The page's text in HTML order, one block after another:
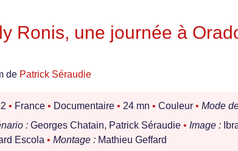
Ronis, une journée à
de Patrick Séraudie
• France • Documentaire • 24 mn • Couleur • Mode
: Georges Chatain, Patrick Séraudie • Image :
Escola • Montage : Mathieu Geffard